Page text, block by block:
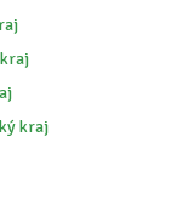
kraj